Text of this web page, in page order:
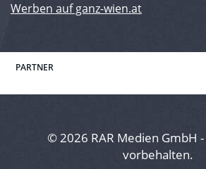
Werben auf ganz-wien.at
PARTNER
© 2026 RAR Medien GmbH
vorbehalten.